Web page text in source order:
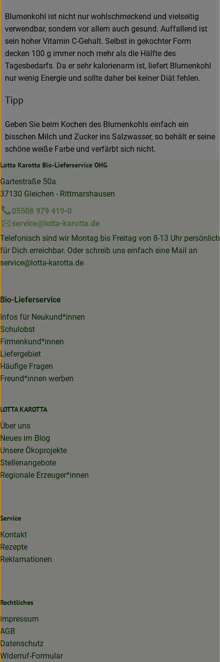
Blumenkohl ist nicht nur wohlschmeckend und vielseitig
verwendbar, sondern vor allem auch gesund. Auffallend ist
sein hoher Vitamin C-Gehalt. Selbst in gekochter Form
decken 100 g immer noch mehr als die Hälfte des
Tagesbedarfs. Da er sehr kalorienarm ist, liefert Blumenkohl
nur wenig Energie und sollte daher bei keiner Diät fehlen.
Tipp
Geben Sie beim Kochen des Blumenkohls einfach ein
bisschen Milch und Zucker ins Salzwasser, so behält er seine
schöne weiße Farbe und verfärbt sich nicht.
Lotta Karotta Bio-Lieferservice OHG
Gartestraße 50a
37130 Gleichen - Rittmarshausen
05508 979 419-0
service@lotta-karotta.de
Telefonisch sind wir Montag bis Freitag von 8-13 Uhr persönlich
für Dich erreichbar. Oder schreib uns einfach eine Mail an
service@lotta-karotta.de
Bio-Lieferservice
Infos für Neukund*innen
Schulobst
Firmenkund*innen
Liefergebiet
Häufige Fragen
Freund*innen werben
LOTTA KAROTTA
Über uns
Neues im Blog
Unsere Ökoprojekte
Stellenangebote
Regionale Erzeuger*innen
Service
Kontakt
Rezepte
Reklamationen
Rechtliches
Impressum
AGB
Datenschutz
Widerruf-Formular